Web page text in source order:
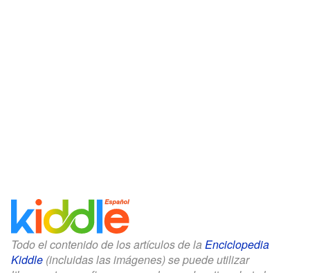
Todo el contenido de los artículos de la Enciclopedia
Kiddle (incluidas las imágenes) se puede utilizar